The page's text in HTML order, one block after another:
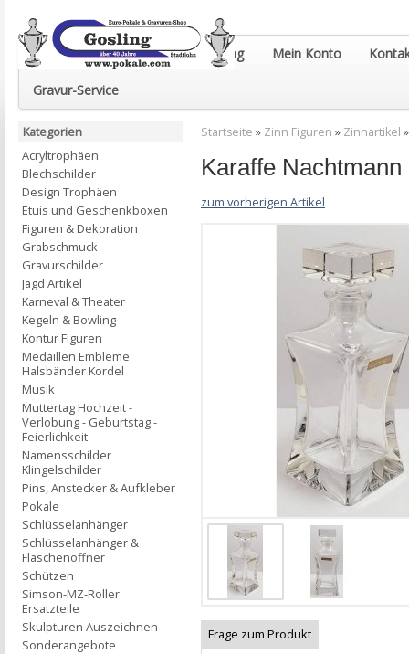
Euro-Pokale & Gravur-Shop Gosling Mein Konto
Gravur-Service
Startseite » Zinn Figuren » Zinnartikel
Karaffe
zum vorherigen Artikel
Frage zum Produkt
Kategorien
Acryltrophäen
Blechschilder
Design Trophäen
Etuis und Geschenkboxen
Figuren & Dekoration
Grabschmuck
Gravurschilder
Jagd Artikel
Karneval & Theater
Kegeln & Bowling
Kontur Figuren
Medaillen Embleme
Halsbänder Kordel
Musik
Muttertag Hochzeit -
Verlobung - Geburtstag -
Feierlichkeit
Namensschilder
Klingelschilder
Pins, Anstecker & Aufkleber
Pokale
Schlüsselanhänger
Schlüsselanhänger &
Flaschenöffner
Schützen
Simson-MZ-Roller
Ersatzteile
Skulpturen Auszeichnen
Sonderangebote